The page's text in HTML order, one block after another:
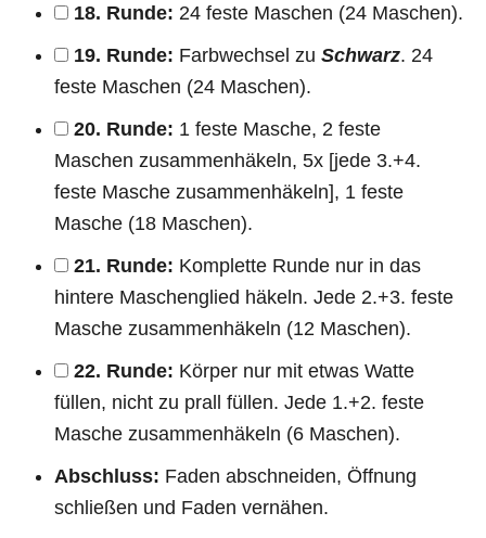
18. Runde: 24 feste Maschen (24 Maschen).
19. Runde: Farbwechsel zu Schwarz. 24
feste Maschen (24 Maschen).
20. Runde: 1 feste Masche, 2 feste
Maschen zusammenhäkeln, 5x [jede 3.+4.
feste Masche zusammenhäkeln], 1 feste
Masche (18 Maschen).
21. Runde: Komplette Runde nur in das
hintere Maschenglied häkeln. Jede 2.+3. feste
Masche zusammenhäkeln (12 Maschen).
22. Runde: Körper nur mit etwas Watte
füllen, nicht zu prall füllen. Jede 1.+2. feste
Masche zusammenhäkeln (6 Maschen).
Abschluss: Faden abschneiden, Öffnung
schließen und Faden vernähen.